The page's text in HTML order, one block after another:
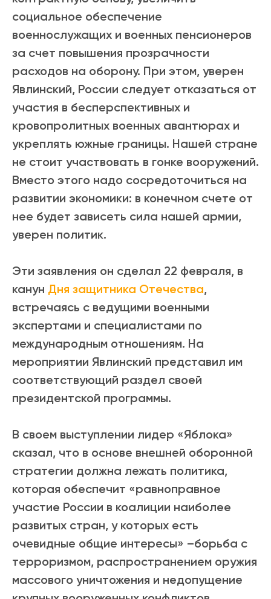
социальное обеспечение
военнослужащих и военных пенсионеров
за счет повышения прозрачности
расходов на оборону. При этом, уверен
Явлинский, России следует отказаться от
участия в бесперспективных и
кровопролитных военных авантюрах и
укреплять южные границы. Нашей стране
не стоит участвовать в гонке вооружений.
Вместо этого надо сосредоточиться на
развитии экономики: в конечном счете от
нее будет зависеть сила нашей армии,
уверен политик.
Эти заявления он сделал 22 февраля, в
канун Дня защитника Отечества,
встречаясь с ведущими военными
экспертами и специалистами по
международным отношениям. На
мероприятии Явлинский представил им
соответствующий раздел своей
президентской программы.
В своем выступлении лидер «Яблока»
сказал, что в основе внешней оборонной
стратегии должна лежать политика,
которая обеспечит «равноправное
участие России в коалиции наиболее
развитых стран, у которых есть
очевидные общие интересы» –борьба с
терроризмом, распространением оружия
массового уничтожения и недопущение